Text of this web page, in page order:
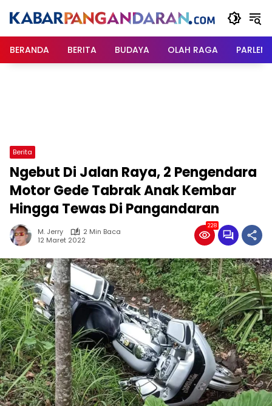
BERANDA
BERITA BUDAYA OLAH RAGA
Berita
Ngebut Di Jalan Raya, 2 Pengendara
Motor Gede Tabrak Anak Kembar
Hingga Tewas Di Pangandaran
M. Jerry
2 Min Baca
12 Maret 2022
228